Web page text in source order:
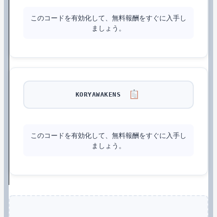
このコードを有効化して、無料報酬をすぐに入手し
ましょう。
KORYAWAKENS
このコードを有効化して、無料報酬をすぐに入手し
ましょう。